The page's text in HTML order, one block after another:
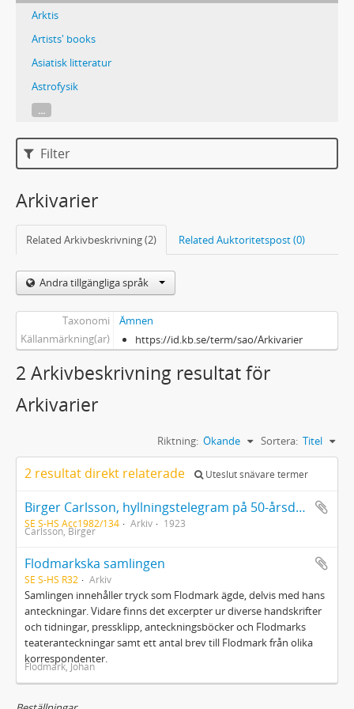
Arktis
Artists' books
Asiatisk litteratur
Astrofysik
...
Filter
Arkivarier
Related Arkivbeskrivning (2) Related Auktoritetspost (0)
Andra tillgängliga språk
Taxonomi
Ämnen
Källanmärkning(ar)
https://id.kb.se/term/sao/Arkivarier
2 Arkivbeskrivning resultat för
Arkivarier
Sortera: Titel
Riktning: Ökande
2 resultat direkt relaterade Uteslut snävare termer
Birger Carlsson, hyllningstelegram på 50-årsdagen 1923 från bland andra Nils Wohlin och Bertil Boethius
SE S-HS Acc1982/134 Arkiv 1923
Carlsson, Birger
Flodmarkska samlingen
SE S-HS R32 Arkiv
Samlingen innehåller tryck som Flodmark ägde, delvis med hans
anteckningar. Vidare finns det excerpter ur diverse handskrifter
och tidningar, pressklipp, anteckningsböcker och Flodmarks
teateranteckningar samt ett antal brev till Flodmark från olika
korrespondenter.
Flodmark, Johan